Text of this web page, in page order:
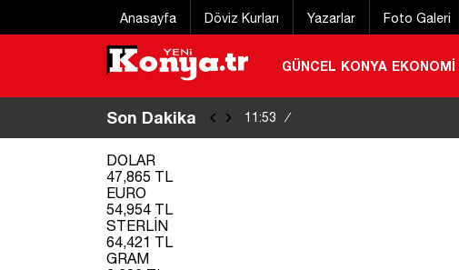
Anasayfa Döviz Kurları Yazarlar Foto Galeri
GÜNCEL KONYA EKONOMİ
Son Dakika 11:53 /
DOLAR
47,865 TL
EURO
54,954 TL
STERLİN
64,421 TL
GRAM